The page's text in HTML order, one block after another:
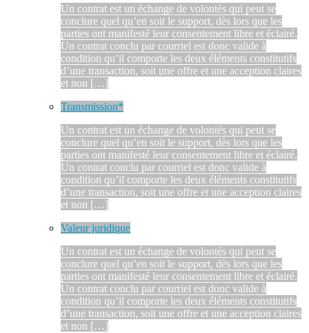
Un contrat est un échange de volontés qui peut se
conclure quel qu’en soit le support, dès lors que les
parties ont manifesté leur consentement libre et éclairé.
Un contrat conclu par courriel est donc valide à
condition qu’il comporte les deux éléments constitutifs
d’une transaction, soit une offre et une acception claires
et non […]
Transmission*
Un contrat est un échange de volontés qui peut se
conclure quel qu’en soit le support, dès lors que les
parties ont manifesté leur consentement libre et éclairé.
Un contrat conclu par courriel est donc valide à
condition qu’il comporte les deux éléments constitutifs
d’une transaction, soit une offre et une acception claires
et non […]
Valeur juridique
Un contrat est un échange de volontés qui peut se
conclure quel qu’en soit le support, dès lors que les
parties ont manifesté leur consentement libre et éclairé.
Un contrat conclu par courriel est donc valide à
condition qu’il comporte les deux éléments constitutifs
d’une transaction, soit une offre et une acception claires
et non […]